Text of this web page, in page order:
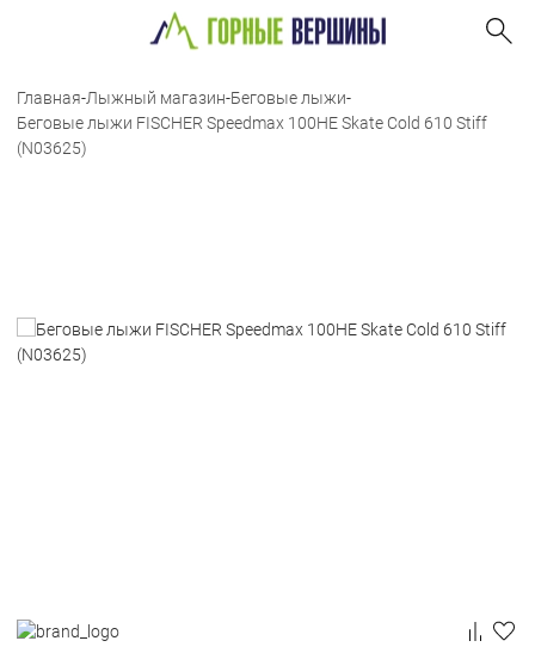
Главная-Лыжный магазин-Беговые лыжи-
Беговые лыжи FISCHER Speedmax 100HE Skate Cold 610 Stiff
(N03625)